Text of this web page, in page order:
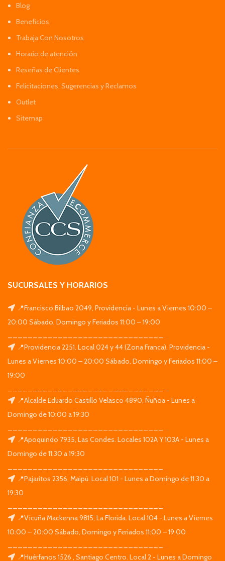
Blog
Beneficios
Trabaja Con Nosotros
Horario de atención
Reseñas de Clientes
Felicitaciones, Sugerencias y Reclamos
Outlet
Sitemap
SUCURSALES Y HORARIOS
📍Francisco Bilbao 2049, Providencia - Lunes a Viernes 10:00 –
20:00 Sábado, Domingo y Feriados 11:00 – 19:00
📍Providencia 2251. Local 024 y 44 (Zona Franca), Providencia -
Lunes a Viernes 10:00 – 20:00 Sábado, Domingo y Feriados 11:00 –
19:00
📍Alcalde Eduardo Castillo Velasco 4890, Ñuñoa - Lunes a
Domingo de 10:00 a 19:30
📍Apoquindo 7935, Las Condes. Locales 102A Y 103A - Lunes a
Domingo de 11:30 a 19:30
📍Pajaritos 2356, Maipú. Local 101 - Lunes a Domingo de 11:30 a
19:30
📍Vicuña Mackenna 9815, La Florida. Local 104 - Lunes a Viernes
10:00 – 20:00 Sábado, Domingo y Feriados 11:00 – 19:00
📍Huérfanos 1526 , Santiago Centro. Local 2 - Lunes a Domingo